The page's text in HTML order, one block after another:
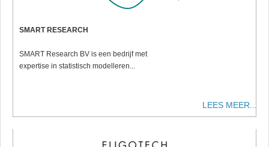
SMART RESEARCH
SMART Research BV is een bedrijf met
expertise in statistisch modelleren...
LEES MEER...